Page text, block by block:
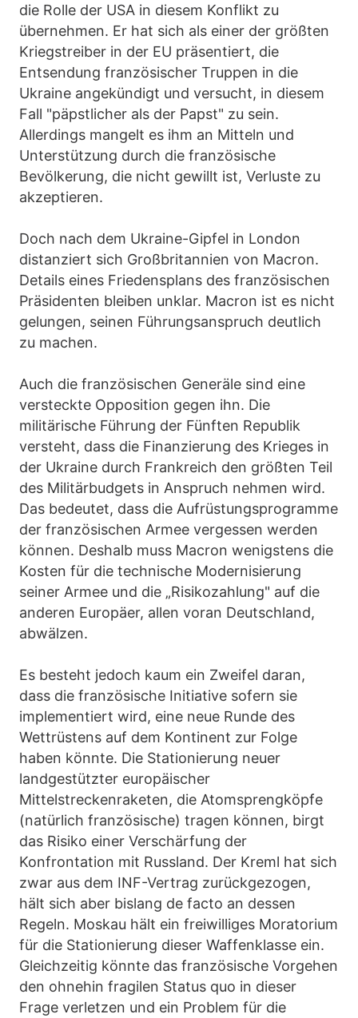
die Rolle der USA in diesem Konflikt zu
übernehmen. Er hat sich als einer der größten
Kriegstreiber in der EU präsentiert, die
Entsendung französischer Truppen in die
Ukraine angekündigt und versucht, in diesem
Fall "päpstlicher als der Papst" zu sein.
Allerdings mangelt es ihm an Mitteln und
Unterstützung durch die französische
Bevölkerung, die nicht gewillt ist, Verluste zu
akzeptieren.
Doch nach dem Ukraine-Gipfel in London
distanziert sich Großbritannien von Macron.
Details eines Friedensplans des französischen
Präsidenten bleiben unklar. Macron ist es nicht
gelungen, seinen Führungsanspruch deutlich
zu machen.
Auch die französischen Generäle sind eine
versteckte Opposition gegen ihn. Die
militärische Führung der Fünften Republik
versteht, dass die Finanzierung des Krieges in
der Ukraine durch Frankreich den größten Teil
des Militärbudgets in Anspruch nehmen wird.
Das bedeutet, dass die Aufrüstungsprogramme
der französischen Armee vergessen werden
können. Deshalb muss Macron wenigstens die
Kosten für die technische Modernisierung
seiner Armee und die „Risikozahlung" auf die
anderen Europäer, allen voran Deutschland,
abwälzen.
Es besteht jedoch kaum ein Zweifel daran,
dass die französische Initiative sofern sie
implementiert wird, eine neue Runde des
Wettrüstens auf dem Kontinent zur Folge
haben könnte. Die Stationierung neuer
landgestützter europäischer
Mittelstreckenraketen, die Atomsprengköpfe
(natürlich französische) tragen können, birgt
das Risiko einer Verschärfung der
Konfrontation mit Russland. Der Kreml hat sich
zwar aus dem INF-Vertrag zurückgezogen,
hält sich aber bislang de facto an dessen
Regeln. Moskau hält ein freiwilliges Moratorium
für die Stationierung dieser Waffenklasse ein.
Gleichzeitig könnte das französische Vorgehen
den ohnehin fragilen Status quo in dieser
Frage verletzen und ein Problem für die